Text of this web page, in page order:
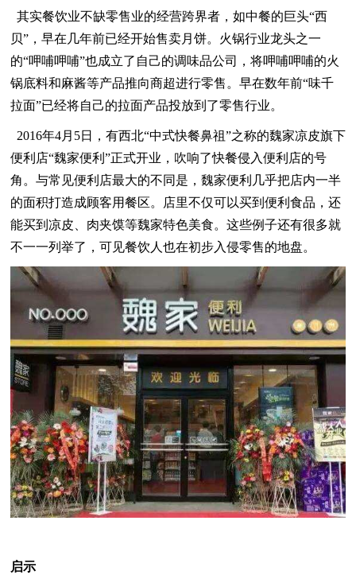
其实餐饮业不缺零售业的经营跨界者，如中餐的巨头“西
贝”，早在几年前已经开始售卖月饼。火锅行业龙头之一
的“呷哺呷哺”也成立了自己的调味品公司，将呷哺呷哺的火
锅底料和麻酱等产品推向商超进行零售。早在数年前“味千
拉面”已经将自己的拉面产品投放到了零售行业。
2016年4月5日，有西北“中式快餐鼻祖”之称的魏家凉皮旗下
便利店“魏家便利”正式开业，吹响了快餐侵入便利店的号
角。与常见便利店最大的不同是，魏家便利几乎把店内一半
的面积打造成顾客用餐区。店里不仅可以买到便利食品，还
能买到凉皮、肉夹馍等魏家特色美食。这些例子还有很多就
不一一列举了，可见餐饮人也在初步入侵零售的地盘。
启示